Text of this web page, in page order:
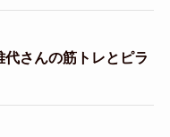
さんの筋トレとピラ